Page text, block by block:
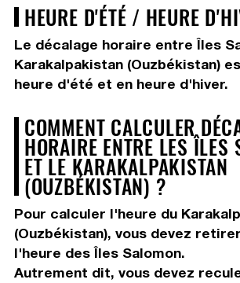
HEURE D'ÉTÉ / HEURE
Le décalage horaire entre Îles
Karakalpakistan (Ouzbékistan)
heure d'été et en heure d'hiver.
COMMENT CALCULER
HORAIRE ENTRE LES ÎLES
ET LE KARAKALPAKISTAN
(OUZBÉKISTAN) ?
Pour calculer l'heure du
(Ouzbékistan), vous devez
l'heure des Îles Salomon.
Autrement dit, vous devez